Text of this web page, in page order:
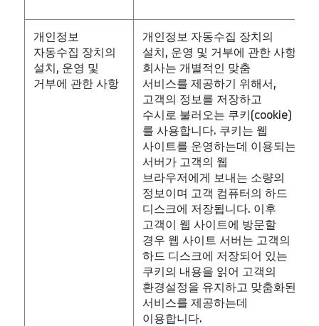
개인정보
자동수집 장치의
설치, 운영 및
거부에 관한 사항
개인정보 자동수집 장치의
설치, 운영 및 거부에 관한 사항
회사는 개별적인 맞춤
서비스를 제공하기 위해서,
고객의 정보를 저장하고
수시로 불러오는 쿠키(cookie)
를 사용합니다. 쿠키는 웹
사이트를 운영하는데 이용되는
서버가 고객의 웹
브라우저에게 보내는 소량의
정보이며 고객 컴퓨터의 하드
디스크에 저장됩니다. 이후
고객이 웹 사이트에 방문할
경우 웹 사이트 서버는 고객의
하드 디스크에 저장되어 있는
쿠키의 내용을 읽어 고객의
환경설정을 유지하고 맞춤화된
서비스를 제공하는데
이용합니다.